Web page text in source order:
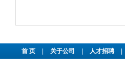
首 页 关于公司 人才招聘